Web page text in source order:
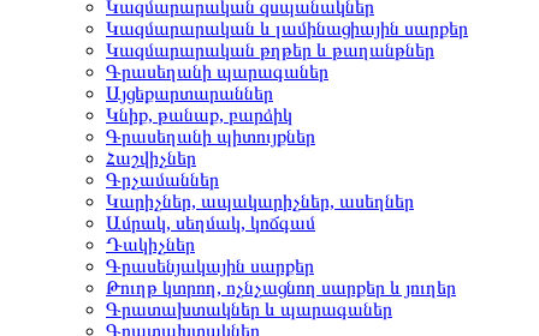
Կազմարարական զսպանակներ
Կազմարարական և լամինացիային սարքեր
Կազմարարական թղթեր և թաղանթներ
Գրասեղանի պարագաներ
Այցեքարտարաններ
Կնիք, թանաք, բարձիկ
Գրասեղանի պիտույքներ
Հաշվիչներ
Գրչամաններ
Կարիչներ, ապակարիչներ, ասեղներ
Ամրակ, սեղմակ, կոճգամ
Դակիչներ
Գրասենյակային սարքեր
Թուղթ կտրող, ոչնչացնող սարքեր և յուղեր
Գրատախտակներ և պարագաներ
Գրատախտակներ